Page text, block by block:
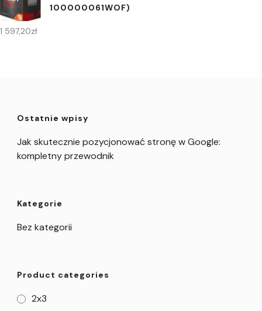
100000061WOF)
1 597,20zł
Ostatnie wpisy
Jak skutecznie pozycjonować stronę w Google:
kompletny przewodnik
Kategorie
Bez kategorii
Product categories
2x3